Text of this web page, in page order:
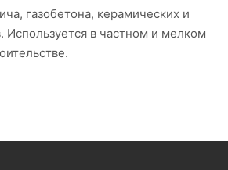
газобетона, керамических и
Используется в частном и мелком